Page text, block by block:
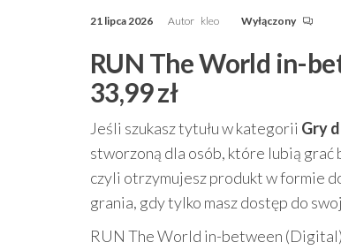
21 lipca 2026 Autor kleo Wyłączony
RUN The World in-
33,99 zł
Jeśli szukasz tytułu w kategorii Gry
stworzoną dla osób, które lubią grać
czyli otrzymujesz produkt w formie
grania, gdy tylko masz dostęp do
RUN The World in-between